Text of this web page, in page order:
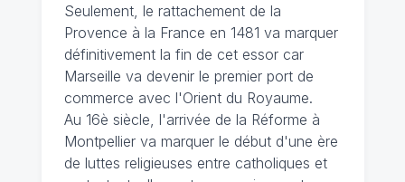
Seulement, le rattachement de la
Provence à la France en 1481 va marquer
définitivement la fin de cet essor car
Marseille va devenir le premier port de
commerce avec l'Orient du Royaume.
Au 16è siècle, l'arrivée de la Réforme à
Montpellier va marquer le début d'une ère
de luttes religieuses entre catholiques et